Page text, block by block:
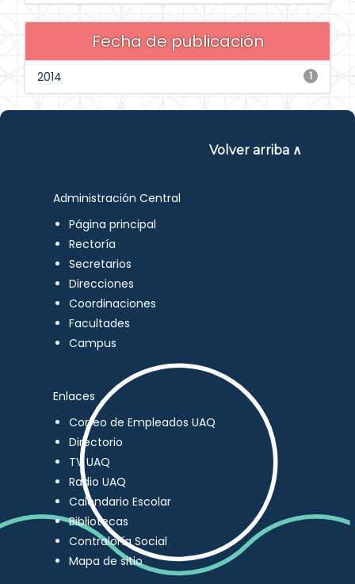
Fecha de publicación
1
2014
Volver arriba ∧
Administración Central
Página principal
Rectoría
Secretarios
Direcciones
Coordinaciones
Facultades
Campus
Enlaces
Correo de Empleados UAQ
Directorio
TV UAQ
Radio UAQ
Calendario Escolar
Bibliotecas
Contraloría Social
Mapa de sitio